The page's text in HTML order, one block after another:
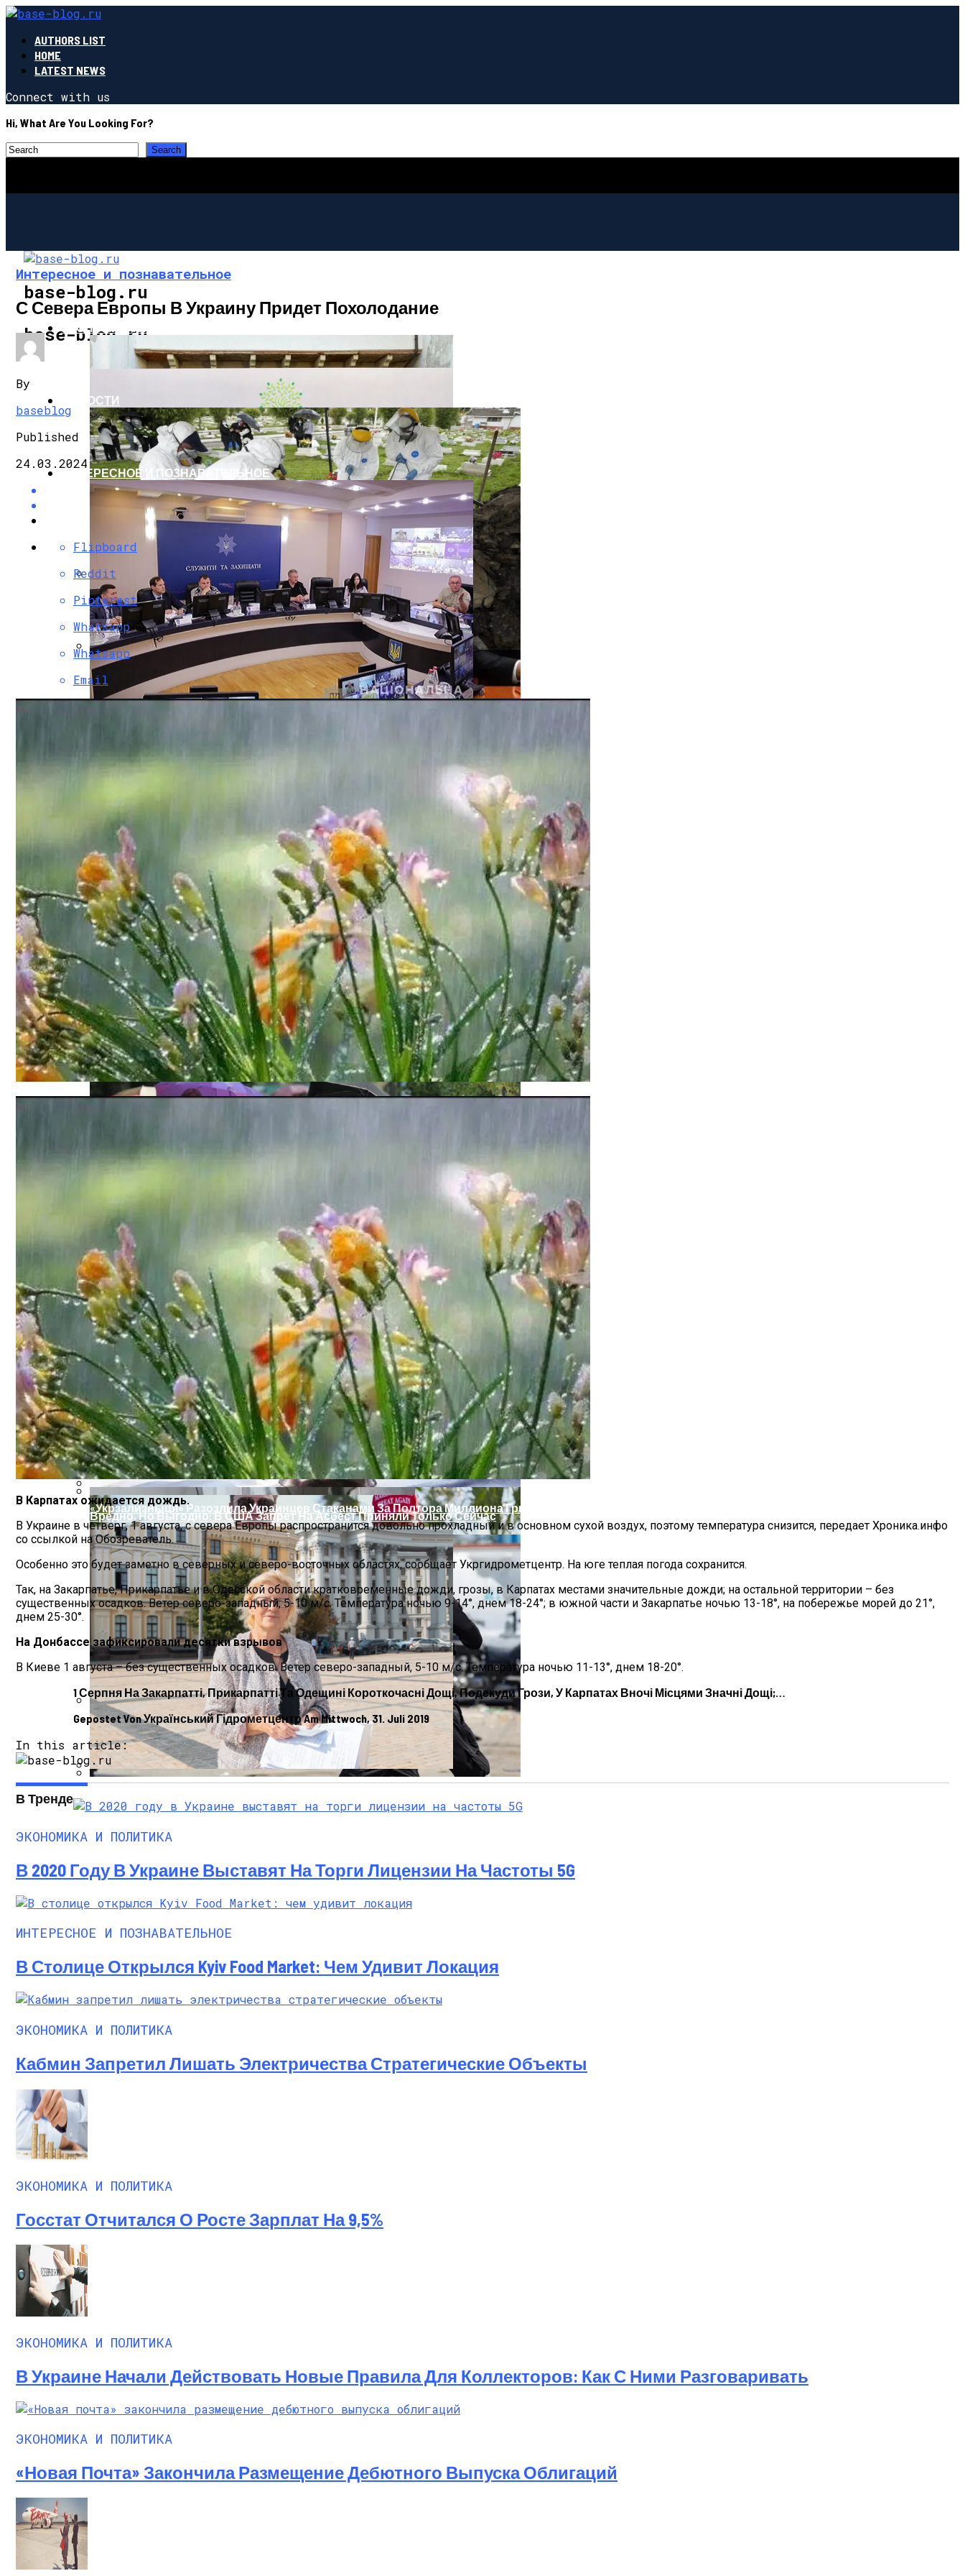
AUTHORS LIST
HOME
LATEST NEWS
Connect with us
Hi, What Are You Looking For?
base-blog.ru
base-blog.ru
ЭКОНОМИКА И ПОЛИТИКА
G7 Договорились Регулировать Искусственный Интеллект
Растущая Концентрация Власти В Руках Си Цзиньпина: Мир Не Обмануть
Военные Рельсы Спасут Британскую Экономику?
На Какую Зарплату Могут Рассчитывать Украинцы За Рубежом: Советы Для Беженцев
Международная Реакция На Тарифы Трампа: Что Стоит На Кону
НОВОСТИ
Коронавирус В США Оказался Смертоноснее «испанки» 1918 Года
Извержение Вулкана На Юге Исландии: Чрезвычайное Положение И Эвакуация
Индия Не Будет Спрашивать Разрешения На Запуск Моделей ИИ
Вредно, Но Выгодно: В США Запрет На Асбест Приняли Только Сейчас
ИНТЕРЕСНОЕ И ПОЗНАВАТЕЛЬНОЕ
Как Сочетать Вина С Салатами: Делится Опытом АЛКОМАГ
В Киеве Вновь Ожидаются Дожди
«Укрзализныця» Разозлила Украинцев Стаканами За Полтора Миллиона Гривен
Интересное и познавательное
С Севера Европы В Украину Придет Похолодание
By
baseblog
Published
24.03.2024
Flipboard
Reddit
Pinterest
Whatsapp
Whatsapp
Email
В Карпатах ожидается дождь.
В Украине в четверг, 1 августа, с севера Европы распространится довольно прохладный и в основном сухой воздух, поэтому температура снизится, передает Хроника.инфо
со ссылкой на Обозреватель.
Особенно это будет заметно в северных и северо-восточных областях, сообщает Укргидрометцентр. На юге теплая погода сохранится.
Так, на Закарпатье, Прикарпатье и в Одесской области кратковременные дожди, грозы, в Карпатах местами значительные дожди; на остальной территории – без
существенных осадков. Ветер северо-западный, 5-10 м/с. Температура ночью 9-14°, днем 18-24°; в южной части и Закарпатье ночью 13-18°, на побережье морей до 21°,
днем 25-30°.
На Донбассе зафиксировали десятки взрывов
В Киеве 1 августа – без существенных осадков. Ветер северо-западный, 5-10 м/с. Температура ночью 11-13°, днем 18-20°.
1 Серпня На Закарпатті, Прикарпатті Та Одещині Короткочасні Дощі, Подекуди Грози, У Карпатах Вночі Місцями Значні Дощі;…
Gepostet Von Український Гідрометцентр Am Mittwoch, 31. Juli 2019
In this article:
В Тренде
ЭКОНОМИКА И ПОЛИТИКА
В 2020 Году В Украине Выставят На Торги Лицензии На Частоты 5G
ИНТЕРЕСНОЕ И ПОЗНАВАТЕЛЬНОЕ
В Столице Открылся Kyiv Food Market: Чем Удивит Локация
ЭКОНОМИКА И ПОЛИТИКА
Кабмин Запретил Лишать Электричества Стратегические Объекты
ЭКОНОМИКА И ПОЛИТИКА
Госстат Отчитался О Росте Зарплат На 9,5%
ЭКОНОМИКА И ПОЛИТИКА
В Украине Начали Действовать Новые Правила Для Коллекторов: Как С Ними Разговаривать
ЭКОНОМИКА И ПОЛИТИКА
«Новая Почта» Закончила Размещение Дебютного Выпуска Облигаций